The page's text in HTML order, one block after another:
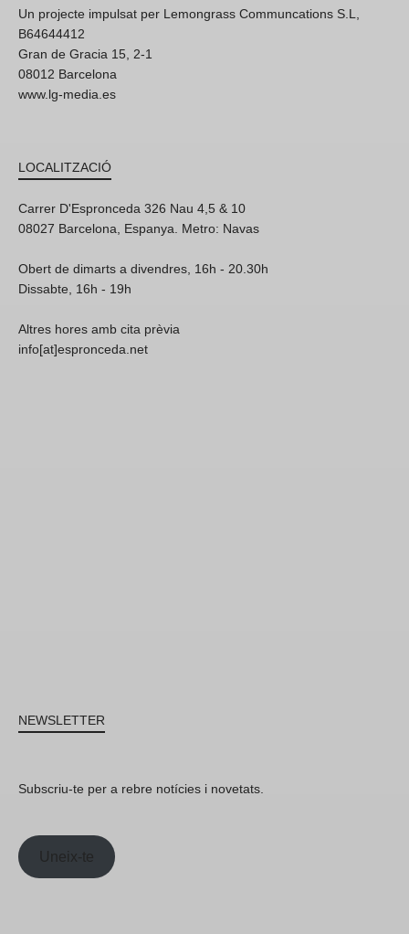
Un projecte impulsat per Lemongrass Communcations S.L,
B64644412
Gran de Gracia 15, 2-1
08012 Barcelona
www.lg-media.es
LOCALITZACIÓ
Carrer D'Espronceda 326 Nau 4,5 & 10
08027 Barcelona, Espanya. Metro: Navas
Obert de dimarts a divendres, 16h - 20.30h
Dissabte, 16h - 19h
Altres hores amb cita prèvia
info[at]espronceda.net
NEWSLETTER
Subscriu-te per a rebre notícies i novetats.
Uneix-te